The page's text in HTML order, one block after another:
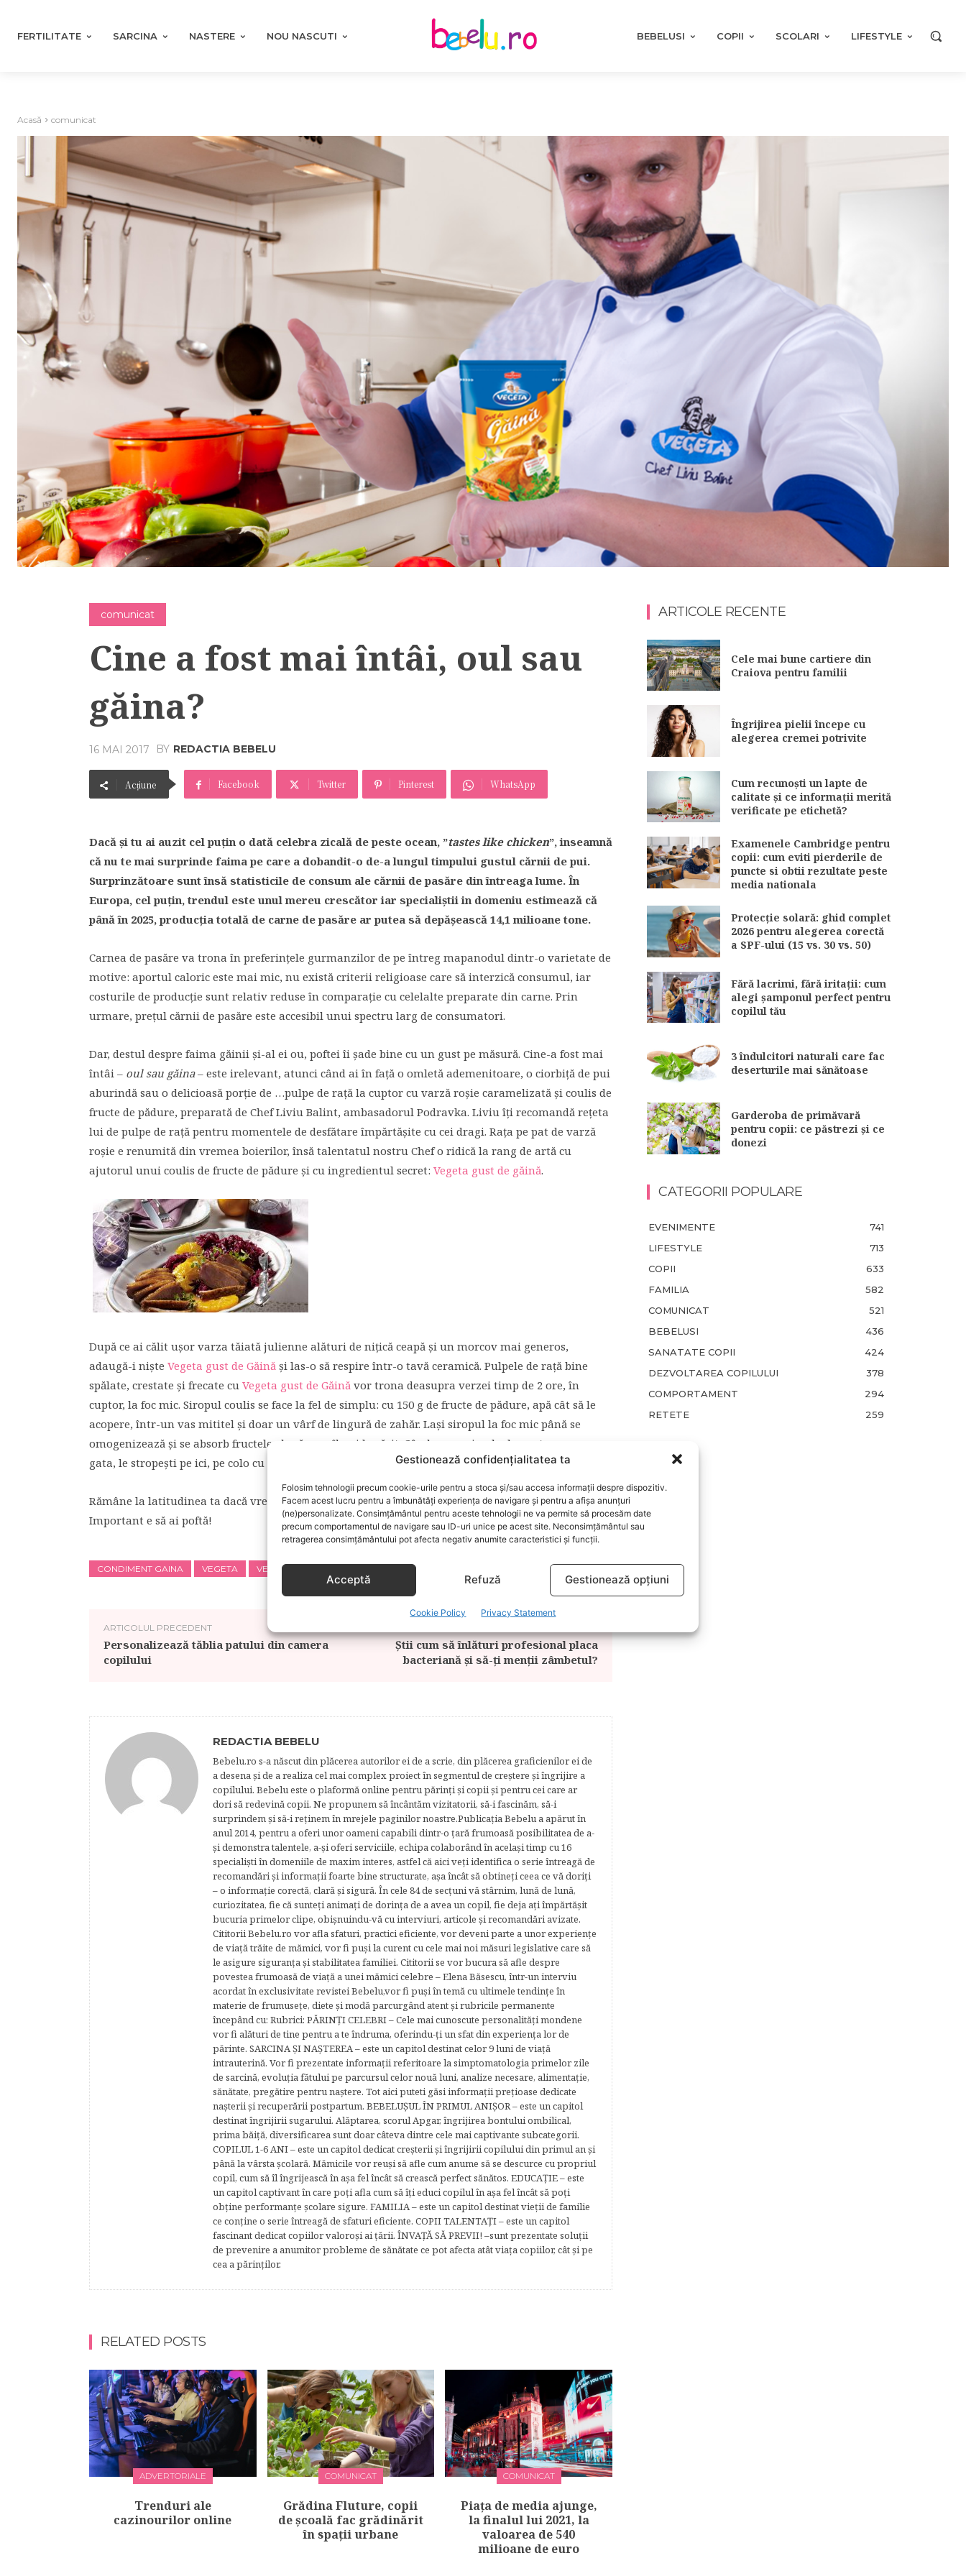
Gestionează confidențialitatea ta
Folosim tehnologii precum cookie-urile pentru a stoca și/sau accesa informații despre dispozitiv.
Facem acest lucru pentru a îmbunătăți experiența de navigare și pentru a afișa anunțuri
(ne)personalizate. Consimțământul pentru aceste tehnologii ne va permite să procesăm date
precum comportamentul de navigare sau ID-uri unice pe acest site. Neconsimțământul sau
retragerea consimțământului pot afecta negativ anumite caracteristici și funcții.
Acceptă Refuză Gestionează opțiuni
Cookie Policy Privacy Statement
FERTILITATE SARCINA NASTERE NOU NASCUTI BEBELUSI COPII SCOLARI LIFESTYLE
Acasă comunicat
comunicat
Cine a fost mai întâi, oul sau
găina?
16 MAI 2017 BY REDACTIA BEBELU
Acțiune Facebook Twitter Pinterest WhatsApp
Dacă și tu ai auzit cel puțin o dată celebra zicală de peste ocean, ”tastes like chicken”, inseamnă
că nu te mai surprinde faima pe care a dobandit-o de-a lungul timpului gustul cărnii de pui.
Surprinzătoare sunt însă statisticile de consum ale cărnii de pasăre din întreaga lume. În
Europa, cel puțin, trendul este unul mereu crescător iar specialiștii in domeniu estimează că
până în 2025, producția totală de carne de pasăre ar putea să depășească 14,1 milioane tone.
Carnea de pasăre va trona în preferințele gurmanzilor de pe întreg mapanodul dintr-o varietate de
motive: aportul caloric este mai mic, nu există criterii religioase care să interzică consumul, iar
costurile de producție sunt relativ reduse în comparație cu celelalte preparate din carne. Prin
urmare, prețul cărnii de pasăre este accesibil unui spectru larg de consumatori.
Dar, destul despre faima găinii și-al ei ou, poftei îi șade bine cu un gust pe măsură. Cine-a fost mai
întâi – oul sau găina– este irelevant, atunci când ai în față o omletă ademenitoare, o ciorbiță de pui
aburindă sau o delicioasă porție de …pulpe de rață la cuptor cu varză roșie caramelizată și coulis de
fructe de pădure, preparată de Chef Liviu Balint, ambasadorul Podravka. Liviu îți recomandă rețeta
lui de pulpe de rață pentru momentele de desfătare împărtăşite cu cei dragi. Rața pe pat de varză
roșie e renumită din vremea boierilor, însă talentatul nostru Chef o ridică la rang de artă cu
ajutorul unui coulis de fructe de pădure și cu ingredientul secret: Vegeta gust de găină.
După ce ai călit ușor varza tăiată julienne alături de nițică ceapă și un morcov mai generos,
adaugă-i niște Vegeta gust de Găină și las-o să respire într-o tavă ceramică. Pulpele de rață bine
spălate, crestate și frecate cu Vegeta gust de Găină vor trona deasupra verzei timp de 2 ore, în
cuptor, la foc mic. Siropul coulis se face la fel de simplu: cu 150 g de fructe de pădure, apă cât să le
acopere, într-un vas mititel și doar un vârf de lingură de zahăr. Lași siropul la foc mic până se
omogenizează și se absorb fructele, după care îl pui la răcit. Când varza și pulpele sunt aproape
gata, le stropești pe ici, pe colo cu aromatul coulis și,
, festinul e pe cale să înceapă.
Rămâne la latitudinea ta dacă vrei să speli gustul fripturii de rață și cu un vinișor alb, sec.
Important e să ai poftă!
CONDIMENT GAINA VEGETA VEGETA GUST DE GAINA
ARTICOLUL PRECEDENT
Personalizează tăblia patului din camera
copilului
Știi cum să înlături profesional placa
bacteriană și să-ți menții zâmbetul?
REDACTIA BEBELU
Bebelu.ro s-a născut din plăcerea autorilor ei de a scrie, din plăcerea graficienilor ei de
a desena şi de a realiza cel mai complex proiect în segmentul de creştere şi îngrijire a
copilului. Bebelu este o plaformă online pentru părinţi şi copii şi pentru cei care ar
dori să redevină copii. Ne propunem să încântăm vizitatorii, să-i fascinăm, să-i
surprindem şi să-i reţinem în mrejele paginilor noastre.​ Publicația Bebelu a apărut în
anul 2014, pentru a oferi unor oameni capabili dintr-o ţară frumoasă posibilitatea de a-
şi demonstra talentele, a-şi oferi serviciile, echipa colaborând în acelaşi timp cu 16
specialişti în domeniile de maxim interes, astfel că aici veţi identifica o serie întreagă de
recomandări şi informaţii foarte bine structurate, aşa încât să obtineţi ceea ce vă doriţi
– o informaţie corectă, clară şi sigură. În cele 84 de secțuni vă stârnim, lună de lună,
curiozitatea, fie că sunteţi animaţi de dorinţa de a avea un copil, fie deja aţi împărtăşit
bucuria primelor clipe, obişnuindu-vă cu interviuri, articole şi recomandări avizate.
Cititorii Bebelu.ro vor afla sfaturi, practici eficiente, vor deveni parte a unor experienţe
de viaţă trăite de mămici, vor fi puşi la curent cu cele mai noi măsuri legislative care să
le asigure siguranţa şi stabilitatea familiei. Cititorii se vor bucura să afle despre
povestea frumoasă de viață a unei mămici celebre – Elena Băsescu, într-un interviu
acordat în exclusivitate revistei Bebelu,vor fi puşi în temă cu ultimele tendinţe în
materie de frumuseţe, diete şi modă parcurgând atent şi rubricile permanente
începând cu: Rubrici: PĂRINŢI CELEBRI – Cele mai cunoscute personalităţi mondene
vor fi alături de tine pentru a te îndruma, oferindu-ţi un sfat din experienţa lor de
părinte. SARCINA ŞI NAŞTEREA – este un capitol destinat celor 9 luni de viaţă
intrauterină. Vor fi prezentate informaţii referitoare la simptomatologia primelor zile
de sarcină, evoluţia fătului pe parcursul celor nouă luni, analize necesare, alimentaţie,
sănătate, pregătire pentru naştere. Tot aici puteti găsi informaţii preţioase dedicate
naşterii şi recuperării postpartum. BEBELUŞUL ÎN PRIMUL ANIŞOR – este un capitol
destinat îngrijirii sugarului. Alăptarea, scorul Apgar, îngrijirea bontului ombilical,
prima băiţă, diversificarea sunt doar câteva dintre cele mai captivante subcategorii.
COPILUL 1-6 ANI – este un capitol dedicat creşterii şi îngrijirii copilului din primul an şi
până la vârsta şcolară. Mămicile vor reuşi să afle cum anume să se descurce cu propriul
copil, cum să îl îngrijească în aşa fel încât să crească perfect sănătos. EDUCAŢIE – este
un capitol captivant în care poţi afla cum să îţi educi copilul în aşa fel încât să poţi
obţine performanţe şcolare sigure. FAMILIA – este un capitol destinat vieţii de familie
ce conţine o serie întreagă de sfaturi eficiente. COPII TALENTAŢI – este un capitol
fascinant dedicat copiilor valoroși ai țării. ÎNVAŢĂ SĂ PREVII! –sunt prezentate soluţii
de prevenire a anumitor probleme de sănătate ce pot afecta atât viaţa copiilor, cât şi pe
cea a părinţilor.
RELATED POSTS
ADVERTORIALE
Trenduri ale
cazinourilor online
COMUNICAT
Grădina Fluture, copii
de școală fac grădinărit
în spații urbane
COMUNICAT
Piața de media ajunge,
la finalul lui 2021, la
valoarea de 540
milioane de euro
ARTICOLE RECENTE
Cele mai bune cartiere din
Craiova pentru familii
Îngrijirea pielii începe cu
alegerea cremei potrivite
Cum recunoști un lapte de
calitate și ce informații merită
verificate pe etichetă?
Examenele Cambridge pentru
copii: cum eviti pierderile de
puncte si obtii rezultate peste
media nationala
Protecție solară: ghid complet
2026 pentru alegerea corectă
a SPF-ului (15 vs. 30 vs. 50)
Fără lacrimi, fără iritații: cum
alegi șamponul perfect pentru
copilul tău
3 îndulcitori naturali care fac
deserturile mai sănătoase
Garderoba de primăvară
pentru copii: ce păstrezi și ce
donezi
CATEGORII POPULARE
EVENIMENTE
741
LIFESTYLE
713
COPII
633
FAMILIA
582
COMUNICAT
521
BEBELUSI
436
SANATATE COPII
424
DEZVOLTAREA COPILULUI
378
COMPORTAMENT
294
RETETE
259